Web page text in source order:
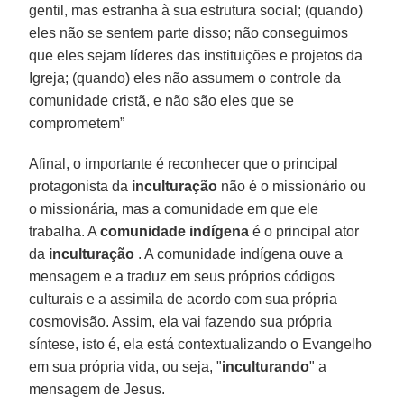
gentil, mas estranha à sua estrutura social; (quando)
eles não se sentem parte disso; não conseguimos
que eles sejam líderes das instituições e projetos da
Igreja; (quando) eles não assumem o controle da
comunidade cristã, e não são eles que se
comprometem”
Afinal, o importante é reconhecer que o principal
protagonista da inculturação não é o missionário ou
o missionária, mas a comunidade em que ele
trabalha. Acomunidade indígena é o principal ator
da inculturação . A comunidade indígena ouve a
mensagem e a traduz em seus próprios códigos
culturais e a assimila de acordo com sua própria
cosmovisão. Assim, ela vai fazendo sua própria
síntese, isto é, ela está contextualizando o Evangelho
em sua própria vida, ou seja, "inculturando" a
mensagem de Jesus.